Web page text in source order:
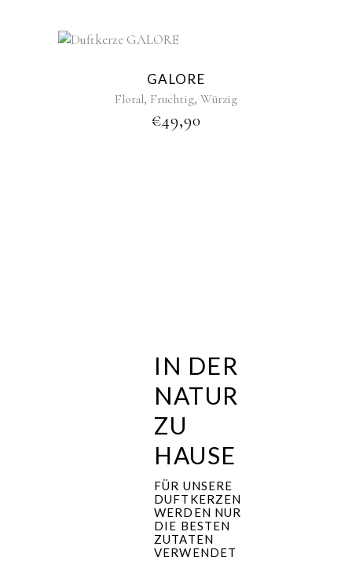
GALORE
Floral, Fruchtig, Würzig
€49,90
IN DER
NATUR
ZU
HAUSE
FÜR UNSERE
DUFTKERZEN
WERDEN NUR
DIE BESTEN
ZUTATEN
VERWENDET